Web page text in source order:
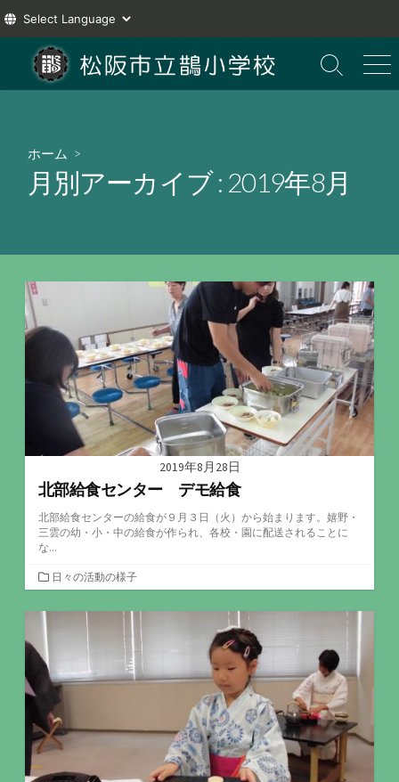
テ
検
索
メ
ニ
ホーム >
月別アーカイブ : 2019年8月
2019年8月28日
北部給食センター デモ給食
北部給食センターの給食が９月３日（火）から始まります。嬉野・
三雲の幼・小・中の給食が作られ、各校・園に配送されることに
な...
カ
テ
ゴ
ー
日々の活動の様子